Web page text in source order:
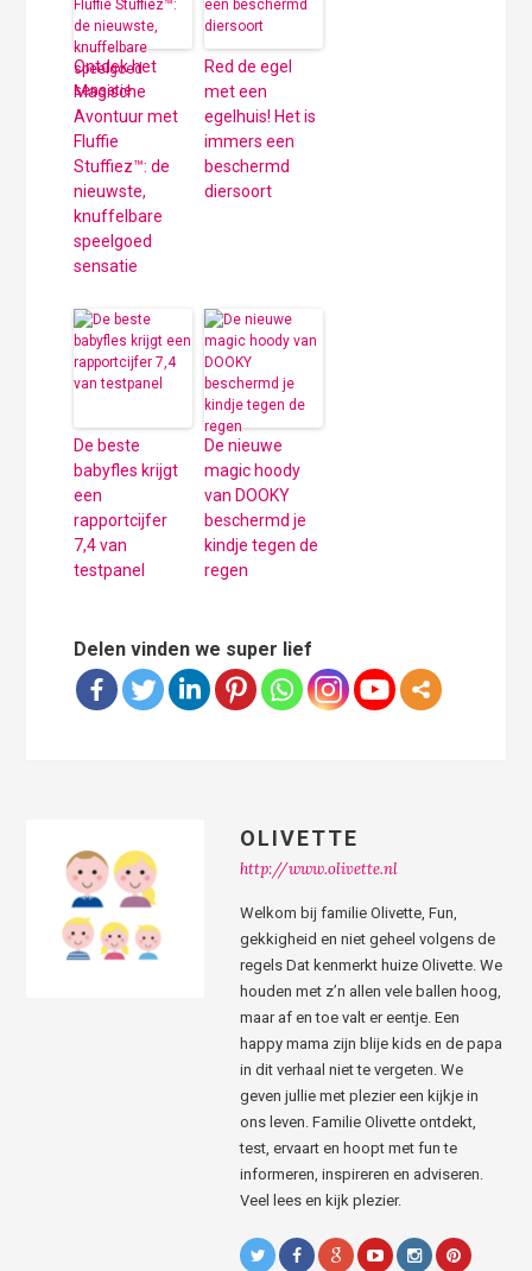
Ontdek het
Magische
Avontuur met
Fluffie
Stuffiez™: de
nieuwste,
knuffelbare
speelgoed
sensatie
Red de egel
met een
egelhuis! Het is
immers een
beschermd
diersoort
De beste
babyfles krijgt
een
rapportcijfer
7,4 van
testpanel
De nieuwe
magic hoody
van DOOKY
beschermd je
kindje tegen de
regen
Delen vinden we super lief
OLIVETTE
http://www.olivette.nl
Welkom bij familie Olivette, Fun,
gekkigheid en niet geheel volgens de
regels Dat kenmerkt huize Olivette. We
houden met z’n allen vele ballen hoog,
maar af en toe valt er eentje. Een
happy mama zijn blije kids en de papa
in dit verhaal niet te vergeten. We
geven jullie met plezier een kijkje in
ons leven. Familie Olivette ontdekt,
test, ervaart en hoopt met fun te
informeren, inspireren en adviseren.
Veel lees en kijk plezier.